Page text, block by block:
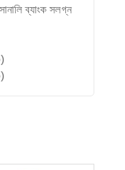
ব্যাংক সলগ্ন